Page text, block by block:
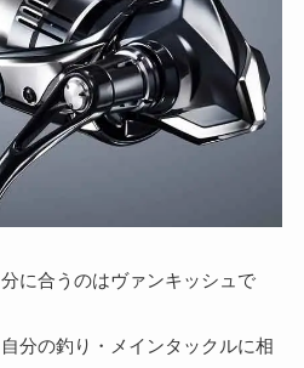
に合うのはヴァンキッシュで
分の釣り・メインタックルに相